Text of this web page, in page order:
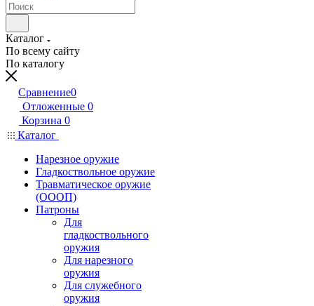
Каталог
По всему сайту
По каталогу
Сравнение0
Отложенные 0
Корзина 0
Каталог
Нарезное оружие
Гладкоствольное оружие
Травматическое оружие
(ОООП)
Патроны
Для
гладкоствольного
оружия
Для нарезного
оружия
Для служебного
оружия